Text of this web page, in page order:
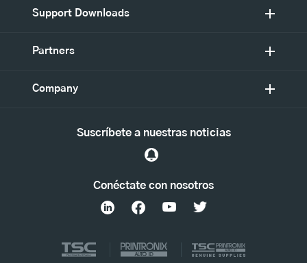
Support Downloads
Partners
Company
Conéctate con nosotros
Suscríbete a nuestras noticias